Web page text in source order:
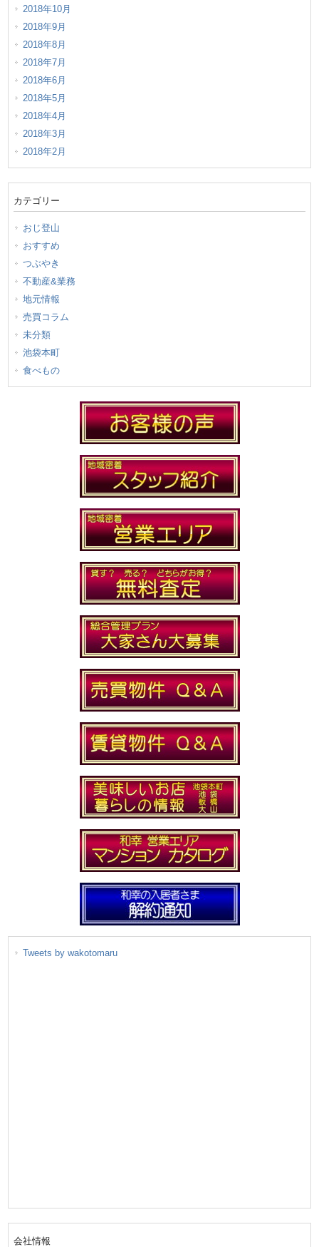
2018年10月
2018年9月
2018年8月
2018年7月
2018年6月
2018年5月
2018年4月
2018年3月
2018年2月
カテゴリー
おじ登山
おすすめ
つぶやき
不動産&業務
地元情報
売買コラム
未分類
池袋本町
食べもの
Tweets by wakotomaru
会社情報